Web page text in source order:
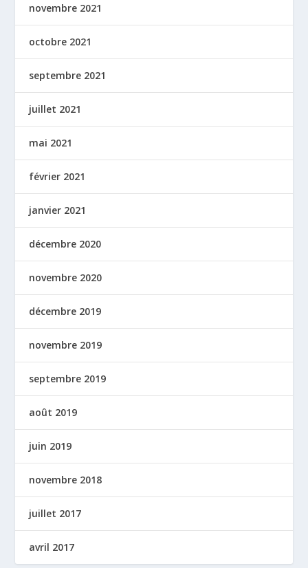
novembre 2021
octobre 2021
septembre 2021
juillet 2021
mai 2021
février 2021
janvier 2021
décembre 2020
novembre 2020
décembre 2019
novembre 2019
septembre 2019
août 2019
juin 2019
novembre 2018
juillet 2017
avril 2017